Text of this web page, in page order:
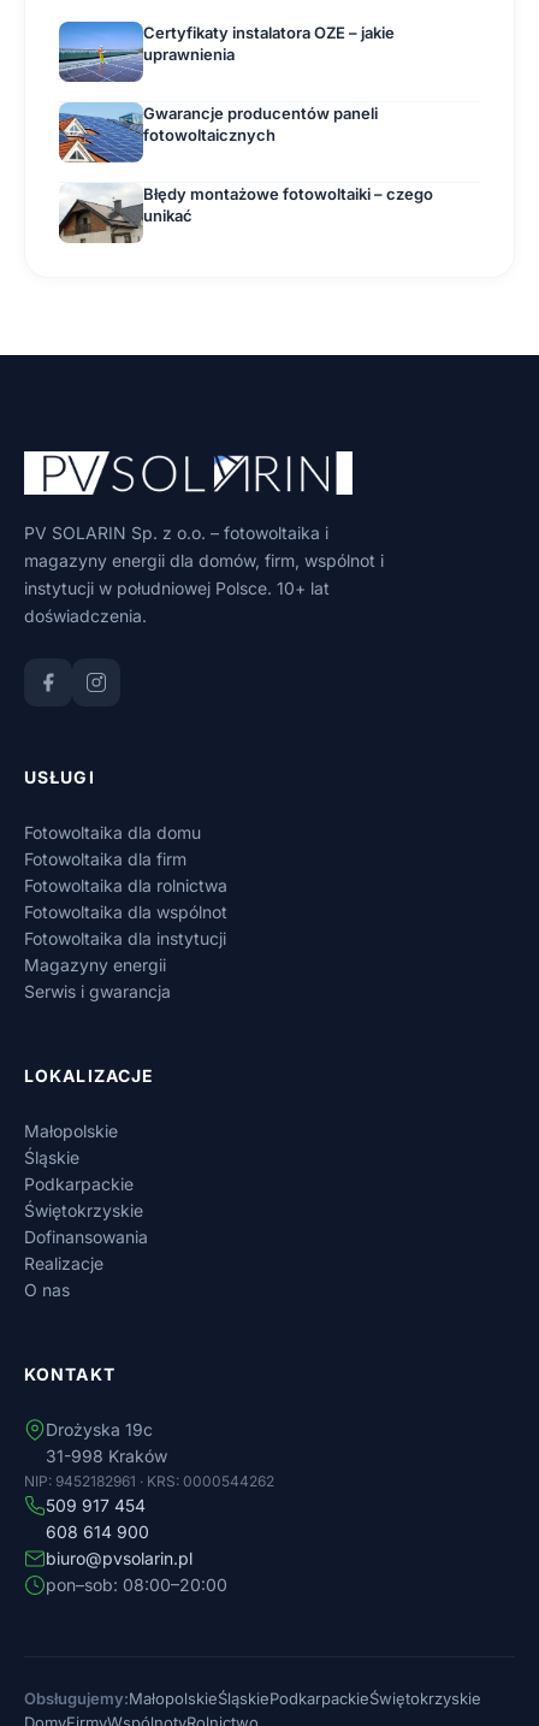
Certyfikaty instalatora OZE – jakie
uprawnienia
Gwarancje producentów paneli
fotowoltaicznych
Błędy montażowe fotowoltaiki – czego
unikać
PV SOLARIN Sp. z o.o. – fotowoltaika i
magazyny energii dla domów, firm, wspólnot i
instytucji w południowej Polsce. 10+ lat
doświadczenia.
USŁUGI
Fotowoltaika dla domu
Fotowoltaika dla firm
Fotowoltaika dla rolnictwa
Fotowoltaika dla wspólnot
Fotowoltaika dla instytucji
Magazyny energii
Serwis i gwarancja
LOKALIZACJE
Małopolskie
Śląskie
Podkarpackie
Świętokrzyskie
Dofinansowania
Realizacje
O nas
KONTAKT
Drożyska 19c
31-998 Kraków
NIP: 9452182961 · KRS: 0000544262
509 917 454
608 614 900
biuro@pvsolarin.pl
pon–sob: 08:00–20:00
Obsługujemy:MałopolskieŚląskiePodkarpackieŚwiętokrzyskie